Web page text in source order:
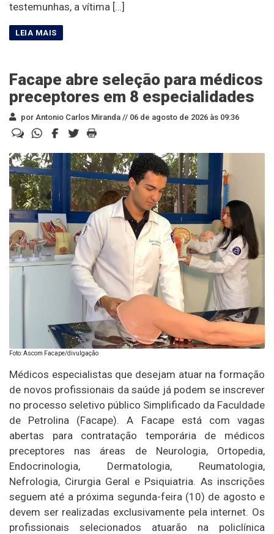
testemunhas, a vítima […]
Facape abre seleção para médicos
preceptores em 8 especialidades
por Antonio Carlos Miranda // 06 de agosto de 2026 às 09:36
Foto: Ascom Facape/divulgação
Médicos especialistas que desejam atuar na formação
de novos profissionais da saúde já podem se inscrever
no processo seletivo público Simplificado da Faculdade
de Petrolina (Facape). A Facape está com vagas
abertas para contratação temporária de médicos
preceptores nas áreas de Neurologia, Ortopedia,
Endocrinologia, Dermatologia, Reumatologia,
Nefrologia, Cirurgia Geral e Psiquiatria. As inscrições
seguem até a próxima segunda-feira (10) de agosto e
devem ser realizadas exclusivamente pela internet. Os
profissionais selecionados atuarão na policlínica